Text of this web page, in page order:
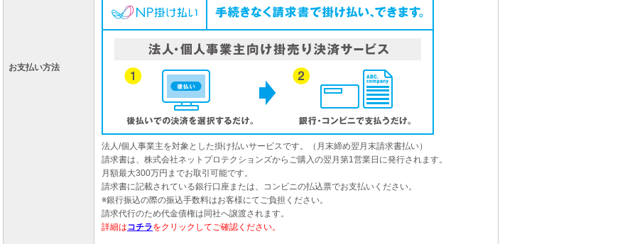
お支払い方法
法人/個人事業主を対象とした掛け払いサービスです。（月末締め翌月末請求書払い）
請求書は、株式会社ネットプロテクションズからご購入の翌月第1営業日に発行されます。
月額最大300万円までお取引可能です。
請求書に記載されている銀行口座または、コンビニの払込票でお支払いください。
※銀行振込の際の振込手数料はお客様にてご負担ください。
請求代行のため代金債権は同社へ譲渡されます。
詳細はコチラをクリックしてご確認ください。